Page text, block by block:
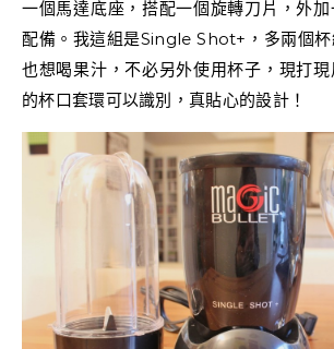
一個馬達底座，搭配一個旋轉刀片，外
配備。我這組是Single Shot+，多兩個
也想喝果汁，不必另外使用杯子，現打
的杯口套環可以識別，真貼心的設計！